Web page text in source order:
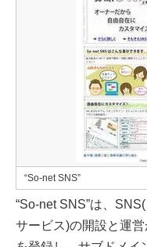
“So-net SNS”
“So-net SNS”は、
サービス)の開設と運